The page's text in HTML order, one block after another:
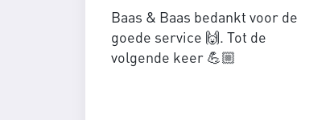
Baas & Baas bedankt voor de
goede service 🙌. Tot de
volgende keer 💪🏼